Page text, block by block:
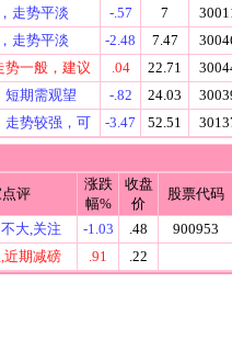
走势平淡 -.57 7
走势平淡 -2.48 7.47
势一般，建议 .04 22.71
短期需观望 -.82 24.03
走势较强，可 -3.47 52.51
评
涨跌
幅%
收盘
价
股票代码
大,关注 -1.03 .48
900953
近期减磅 .91 .22